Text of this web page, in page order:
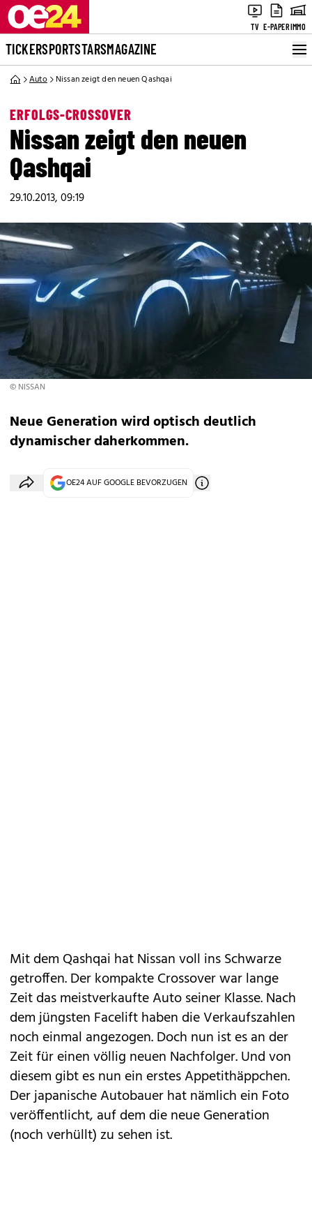
TV E-PAPERIMMO
TICKERSPORTSTARSMAGAZINE
Auto Nissan zeigt den neuen Qashqai
ERFOLGS-CROSSOVER
Nissan zeigt den neuen
Qashqai
29.10.2013, 09:19
© NISSAN
Neue Generation wird optisch deutlich
dynamischer daherkommen.
OE24 AUF GOOGLE BEVORZUGEN
Mit dem Qashqai hatNissanvoll ins Schwarze
getroffen. Der kompakte Crossover war lange
Zeit das meistverkaufte Auto seiner Klasse. Nach
dem jüngsten Facelift haben die Verkaufszahlen
noch einmal angezogen. Doch nun ist es an der
Zeit für einen völlig neuen Nachfolger. Und von
diesem gibt es nun ein erstes Appetithäppchen.
Der japanische Autobauer hat nämlich ein Foto
veröffentlicht, auf dem die neue Generation
(noch verhüllt) zu sehen ist.